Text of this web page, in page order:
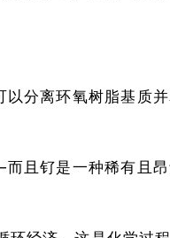
分离环氧树脂基质
且钌是一种稀有且